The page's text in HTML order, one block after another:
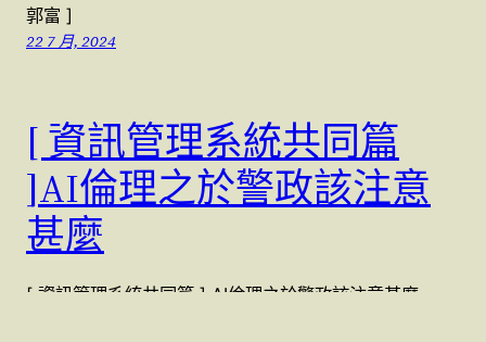
郭富 ]
22 7 月, 2024
[ 資訊管理系統共同篇
]AI倫理之於警政該注意
甚麼
[ 資訊管理系統共同篇 ] AI倫理之於警政該注意甚麼